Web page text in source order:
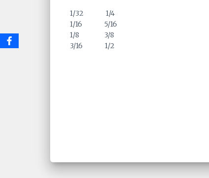
1/32 1/4
1/16 5/16
1/8 3/8
3/16 1/2